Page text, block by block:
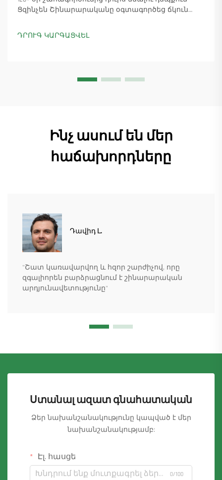
Ցզինչեն Շինարարականը օգտագործեց ճկուն
ապահովելով 18 աշտարակային ճանկային
տնտեսուղղիչների մատուցումը և ապահովելով
ԴՐՈՒԳ ԿԱՐԳԱՑՎԵԼ
Ինչ ասում են մեր
հաճախորդները
Դավիդ Լ.
"Շատ կառավարվող և հզոր շարժիչով, որը
զգալիորեն բարձրացնում է շինարարական
արդյունավետությունը"
Ստանալ ազատ գնահատական
Ձեր նախանշանակությունը կապված է մեր
նախանշանակությամբ:
Էլ. հասցե
0/100